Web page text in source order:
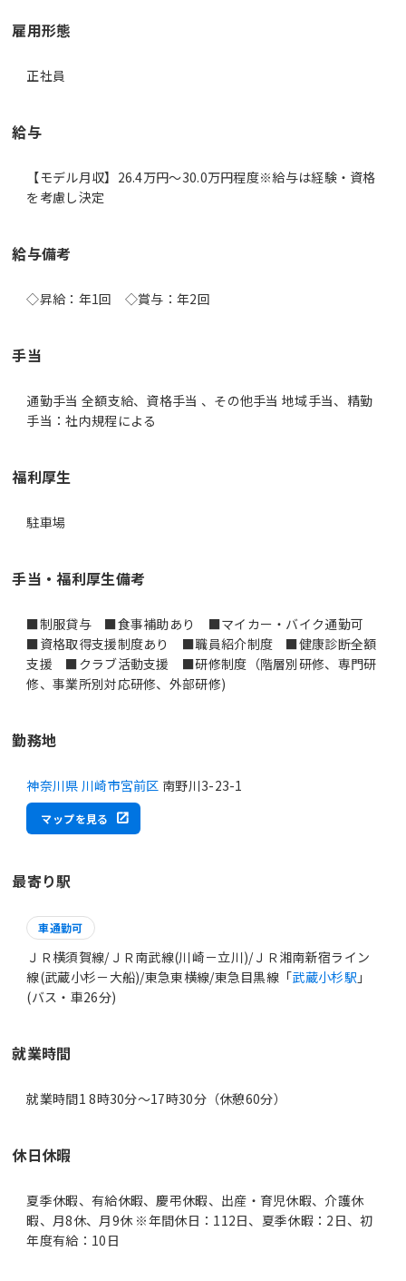
雇用形態
正社員
給与
【モデル月収】26.4万円〜30.0万円程度※給与は経験・資格
を考慮し決定
給与備考
◇昇給：年1回 ◇賞与：年2回
手当
通勤手当 全額支給、資格手当 、その他手当 地域手当、精勤
手当：社内規程による
福利厚生
駐車場
手当・福利厚生備考
■制服貸与 ■食事補助あり ■マイカー・バイク通勤可
■資格取得支援制度あり ■職員紹介制度 ■健康診断全額
支援 ■クラブ活動支援 ■研修制度（階層別研修、専門研
修、事業所別対応研修、外部研修)
勤務地
神奈川県 川崎市宮前区 南野川3-23-1
マップを見る
最寄り駅
車通勤可
ＪＲ横須賀線/ＪＲ南武線(川崎－立川)/ＪＲ湘南新宿ライン
線(武蔵小杉－大船)/東急東横線/東急目黒線「武蔵小杉駅 」
(バス・車26分)
就業時間
就業時間1 8時30分〜17時30分（休憩60分）
休日休暇
夏季休暇、有給休暇、慶弔休暇、出産・育児休暇、介護休
暇、月8休、月9休 ※年間休日：112日、夏季休暇：2日、初
年度有給：10日